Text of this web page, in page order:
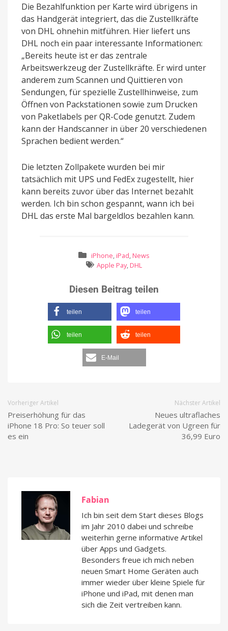
Die Bezahlfunktion per Karte wird übrigens in
das Handgerät integriert, das die Zustellkräfte
von DHL ohnehin mitführen. Hier liefert uns
DHL noch ein paar interessante Informationen:
„Bereits heute ist er das zentrale
Arbeitswerkzeug der Zustellkräfte. Er wird unter
anderem zum Scannen und Quittieren von
Sendungen, für spezielle Zustellhinweise, zum
Öffnen von Packstationen sowie zum Drucken
von Paketlabels per QR-Code genutzt. Zudem
kann der Handscanner in über 20 verschiedenen
Sprachen bedient werden.“
Die letzten Zollpakete wurden bei mir
tatsächlich mit UPS und FedEx zugestellt, hier
kann bereits zuvor über das Internet bezahlt
werden. Ich bin schon gespannt, wann ich bei
DHL das erste Mal bargeldlos bezahlen kann.
iPhone, iPad, News
Apple Pay, DHL
Diesen Beitrag teilen
teilen teilen
teilen teilen
E-Mail
Vorheriger Artikel
Preiserhöhung für das
iPhone 18 Pro: So teuer soll
es ein
Nächster Artikel
Neues ultraflaches
Ladegerät von Ugreen für
36,99 Euro
Fabian
Ich bin seit dem Start dieses Blogs
im Jahr 2010 dabei und schreibe
weiterhin gerne informative Artikel
über Apps und Gadgets.
Besonders freue ich mich neben
neuen Smart Home Geräten auch
immer wieder über kleine Spiele für
iPhone und iPad, mit denen man
sich die Zeit vertreiben kann.